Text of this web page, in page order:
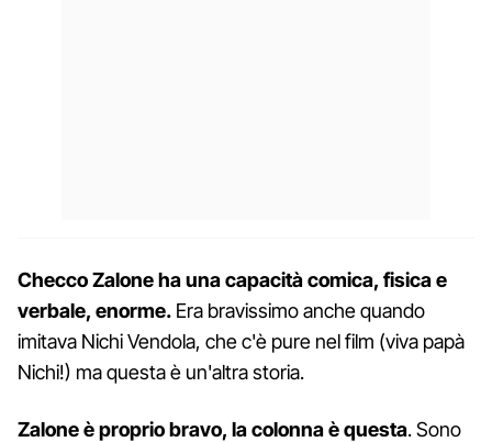
Checco Zalone ha una capacità comica, fisica e
verbale, enorme. Era bravissimo anche quando
imitava Nichi Vendola, che c'è pure nel film (viva papà
Nichi!) ma questa è un'altra storia.
Zalone è proprio bravo, la colonna è questa. Sono